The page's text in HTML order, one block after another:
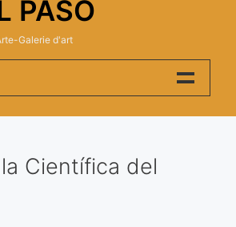
PASO
Galerie d'art
Científica del